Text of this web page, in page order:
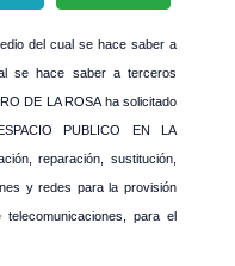
del cual se hace saber a
se hace saber a terceros
DE LA ROSA ha solicitado
PUBLICO EN LA
reparación, sustitución,
y redes para la provisión
para el